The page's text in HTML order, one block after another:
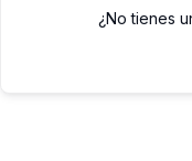
¿No tienes